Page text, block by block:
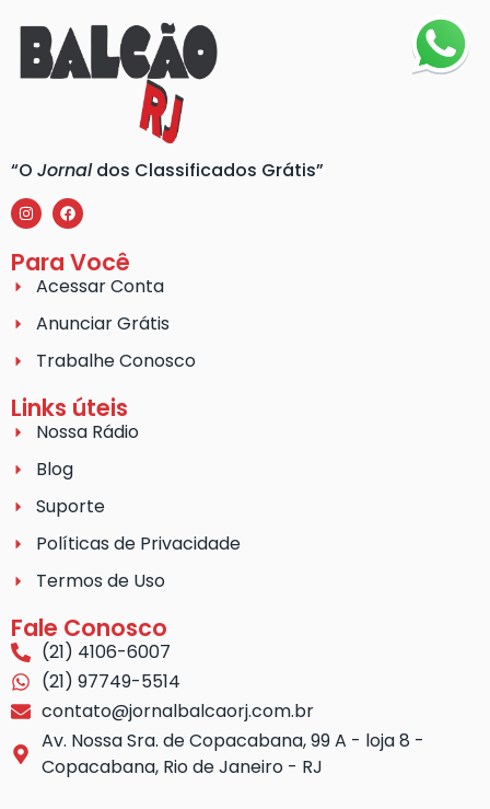
“O Jornaldos Classificados Grátis”
Para Você
Acessar Conta
Anunciar Grátis
Trabalhe Conosco
Links úteis
Nossa Rádio
Blog
Suporte
Políticas de Privacidade
Termos de Uso
Fale Conosco
(21) 4106-6007
(21) 97749-5514
contato@jornalbalcaorj.com.br
Av. Nossa Sra. de Copacabana, 99 A - loja 8 -
Copacabana, Rio de Janeiro - RJ